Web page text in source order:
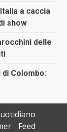
a caccia
show
delle
Colombo:
Feed